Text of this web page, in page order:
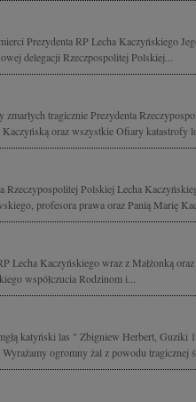
Prezydenta RP Lecha Kaczyńskiego
delegacji Rzeczpospolitej Polskiej...
zmarłych tragicznie Prezydenta
oraz wszystkie Ofiary katastrofy
Rzeczypospolitej Polskiej Lecha
profesora prawa oraz Panią Marię
Lecha Kaczyńskiego wraz z Małżonką
współczucia Rodzinom i...
katyński las " Zbigniew Herbert, Guziki
ogromny żal z powodu tragicznej